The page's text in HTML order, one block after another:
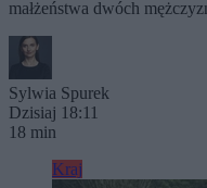
małżeństwa dwóch
Sylwia Spurek
Dzisiaj 18:11
18 min
Kraj